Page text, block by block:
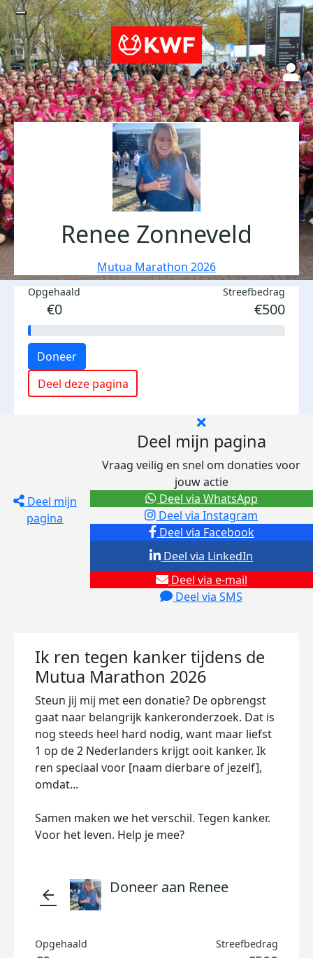
Renee Zonneveld
Mutua Marathon 2026
Opgehaald
€0
Streefbedrag
€500
Doneer
Deel deze pagina
Deel mijn
pagina
Deel mijn pagina
Vraag veilig en snel om donaties voor
jouw actie
Deel via Facebook
Deel via Instagram
Deel via e-mail
Deel via SMS
Deel via LinkedIn
Deel via WhatsApp
Ik ren tegen kanker tijdens de
Mutua Marathon 2026
Steun jij mij met een donatie? De opbrengst
gaat naar belangrijk kankeronderzoek. Dat is
nog steeds heel hard nodig, want maar liefst
1 op de 2 Nederlanders krijgt ooit kanker. Ik
ren speciaal voor [naam dierbare of jezelf],
omdat...
Samen maken we het verschil. Tegen kanker.
Voor het leven. Help je mee?
arrow_back Doneer aan Renee
Opgehaald Streefbedrag